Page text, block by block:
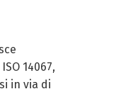
14067,
in via di